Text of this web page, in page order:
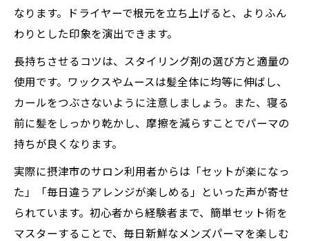
なります。ドライヤーで根元を立ち上げると、よりふん
わりとした印象を演出できます。
長持ちさせるコツは、スタイリング剤の選び方と適量の
使用です。ワックスやムースは髪全体に均等に伸ばし、
カールをつぶさないように注意しましょう。また、寝る
前に髪をしっかり乾かし、摩擦を減らすことでパーマの
持ちが良くなります。
実際に摂津市のサロン利用者からは「セットが楽になっ
た」「毎日違うアレンジが楽しめる」といった声が寄せ
られています。初心者から経験者まで、簡単セット術を
マスターすることで、毎日新鮮なメンズパーマを楽しむ